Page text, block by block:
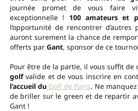
journée promet de vous faire
exceptionnelle ! 100 amateurs et
l’opportunité de rencontrer
auront surement la chance de
offerts par Gant, sponsor de ce
Pour être de la partie, il vous suffit de
golfvalide et de vous inscrire en
l’accueil du Golf de Paris. Ne
de briller sur le green et de repartir
Gant !